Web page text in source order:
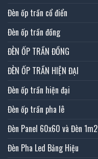
Đèn ốp trần cổ điển
Đèn ốp trần đồng
ĐÈN ỐP TRẦN ĐỒNG
ĐÈN ỐP TRẦN HIỆN ĐẠI
Đèn ốp trần hiện đại
Đèn ốp trần pha lê
Đèn Panel 60x60 và Đèn 1m2
Đèn Pha Led Bảng Hiệu